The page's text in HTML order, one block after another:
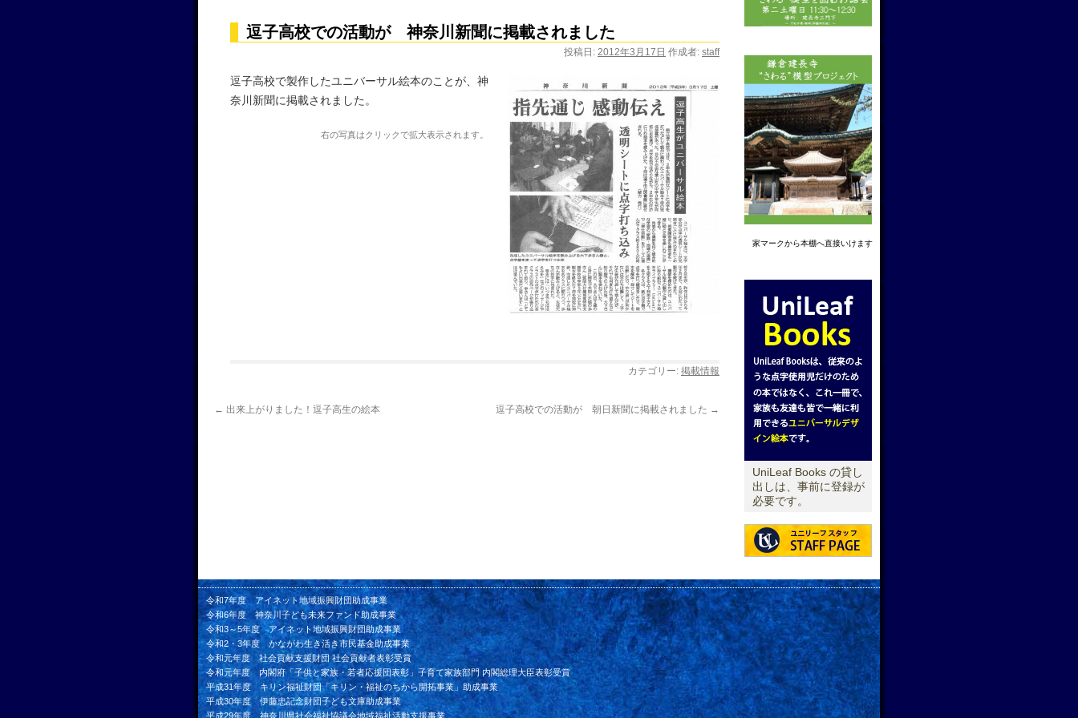
逗子高校での活動が 神奈川新聞に掲載されました
投稿日: 2012年3月17日 作成者: staff
逗子高校で製作したユニバーサル絵本のことが、神
奈川新聞に掲載されました。
右の写真はクリックで拡大表示されます。
カテゴリー: 掲載情報
← 出来上がりました！逗子高生の絵本 逗子高校での活動が 朝日新聞に掲載されました →
家マークから本棚へ直接いけます
UniLeaf Books の貸し
出しは、事前に登録が
必要です。
令和7年度 アイネット地域振興財団助成事業
令和6年度 神奈川子ども未来ファンド助成事業
令和3～5年度 アイネット地域振興財団助成事業
令和2・3年度 かながわ生き活き市民基金助成事業
令和元年度 社会貢献支援財団 社会貢献者表彰受賞
令和元年度 内閣府「子供と家族・若者応援団表彰」子育て家族部門 内閣総理大臣表彰受賞
平成31年度 キリン福祉財団「キリン・福祉のちから開拓事業」助成事業
平成30年度 伊藤忠記念財団子ども文庫助成事業
平成29年度 神奈川県社会福祉協議会地域福祉活動支援事業